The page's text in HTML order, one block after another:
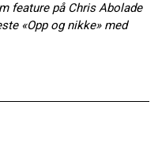
feature på Chris Abolade
«Opp og nikke» med